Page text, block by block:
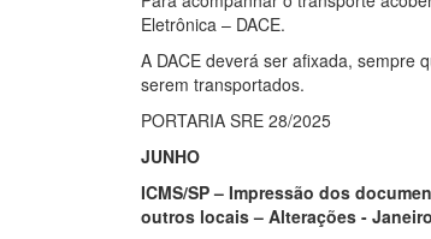
Eletrônica – DACE.
A DACE deverá ser afixada, sempre
serem transportados.
PORTARIA SRE 28/2​​025
JUNHO
ICMS/SP – Impressão dos
outros locais – Alterações -